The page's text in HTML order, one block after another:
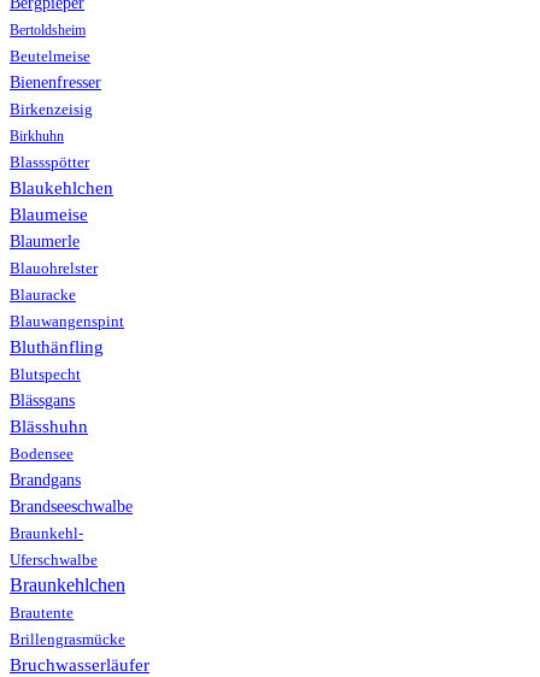
Bertoldsheim
Beutelmeise
Bienenfresser
Birkenzeisig
Birkhuhn
Blassspötter
Blaukehlchen
Blaumeise
Blaumerle
Blauohrelster
Blauracke
Blauwangenspint
Bluthänfling
Blutspecht
Blässgans
Blässhuhn
Bodensee
Brandgans
Brandseeschwalbe
Braunkehl-
Uferschwalbe
Braunkehlchen
Brautente
Brillengrasmücke
Bruchwasserläufer